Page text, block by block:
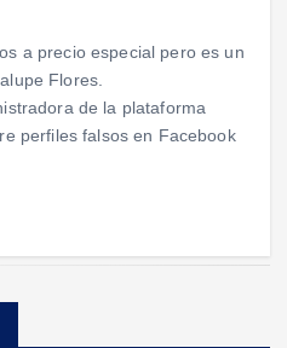
a precio especial pero es un
Flores.
de la plataforma
perfiles falsos en Facebook